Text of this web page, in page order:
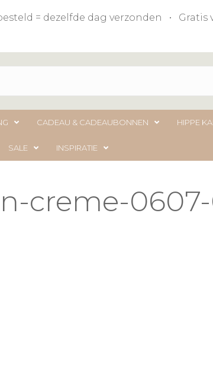
= dezelfde dag verzonden • Gratis
CADEAU & CADEAUBONNEN HIPPE
SALE INSPIRATIE
creme-0607-